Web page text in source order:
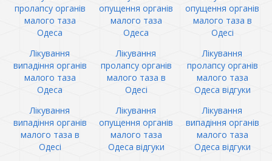
пролапсу органів
малого таза
Одеса
опущення органів
малого таза
Одеса
опущення органів
малого таза в
Одесі
Лікування
випадіння органів
малого таза
Одеса
Лікування
пролапсу органів
малого таза в
Одесі
Лікування
пролапсу органів
малого таза
Одеса відгуки
Лікування
випадіння органів
малого таза в
Одесі
Лікування
опущення органів
малого таза
Одеса відгуки
Лікування
випадіння органів
малого таза
Одеса відгуки